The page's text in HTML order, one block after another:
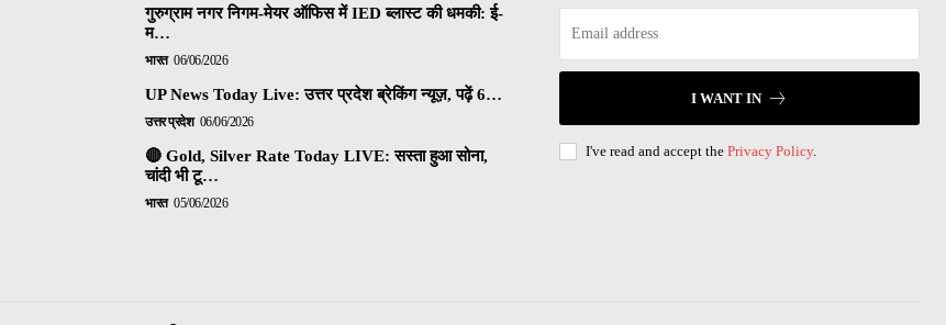
गुरुग्राम नगर निगम-मेयर ऑफिस में IED ब्लास्ट की धमकी: ई-
म…
भारत 06/06/2026
UP News Today Live: उत्तर प्रदेश ब्रेकिंग न्यूज़, पढ़ें 6…
उत्तर प्रदेश 06/06/2026
🔴 Gold, Silver Rate Today LIVE: सस्ता हुआ सोना,
चांदी भी टू…
भारत 05/06/2026
I WANT IN
I've read and accept the Privacy Policy.